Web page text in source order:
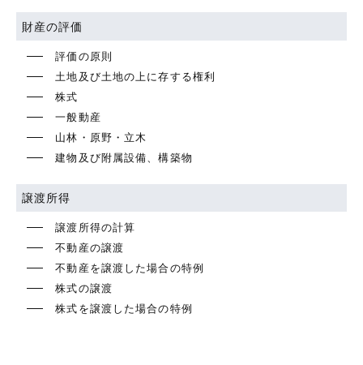
財産の評価
評価の原則
土地及び土地の上に存する権利
株式
一般動産
山林・原野・立木
建物及び附属設備、構築物
譲渡所得
譲渡所得の計算
不動産の譲渡
不動産を譲渡した場合の特例
株式の譲渡
株式を譲渡した場合の特例